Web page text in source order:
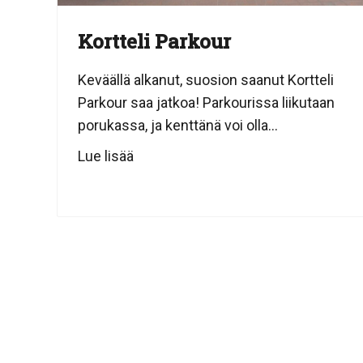
Kortteli Parkour
Keväällä alkanut, suosion saanut Kortteli
Parkour saa jatkoa! Parkourissa liikutaan
porukassa, ja kenttänä voi olla...
Lue lisää